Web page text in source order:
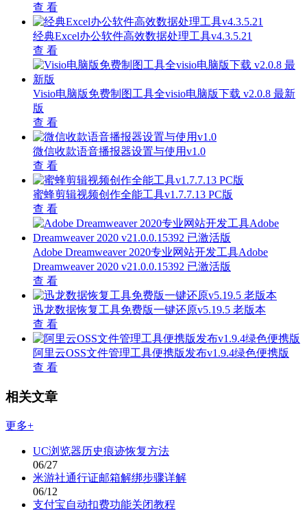
查 看
经典Excel办公软件高效数据处理工具v4.3.5.21
查 看
Visio电脑版免费制图工具全visio电脑版下载 v2.0.8 最新
版
查 看
微信收款语音播报器设置与使用v1.0
查 看
蜜蜂剪辑视频创作全能工具v1.7.7.13 PC版
查 看
Adobe Dreamweaver 2020专业网站开发工具Adobe
Dreamweaver 2020 v21.0.0.15392 已激活版
查 看
迅龙数据恢复工具免费版一键还原v5.19.5 老版本
查 看
阿里云OSS文件管理工具便携版发布v1.9.4绿色便携版
查 看
相关文章
更多+
UC浏览器历史痕迹恢复方法
06/27
米游社通行证邮箱解绑步骤详解
06/12
支付宝自动扣费功能关闭教程